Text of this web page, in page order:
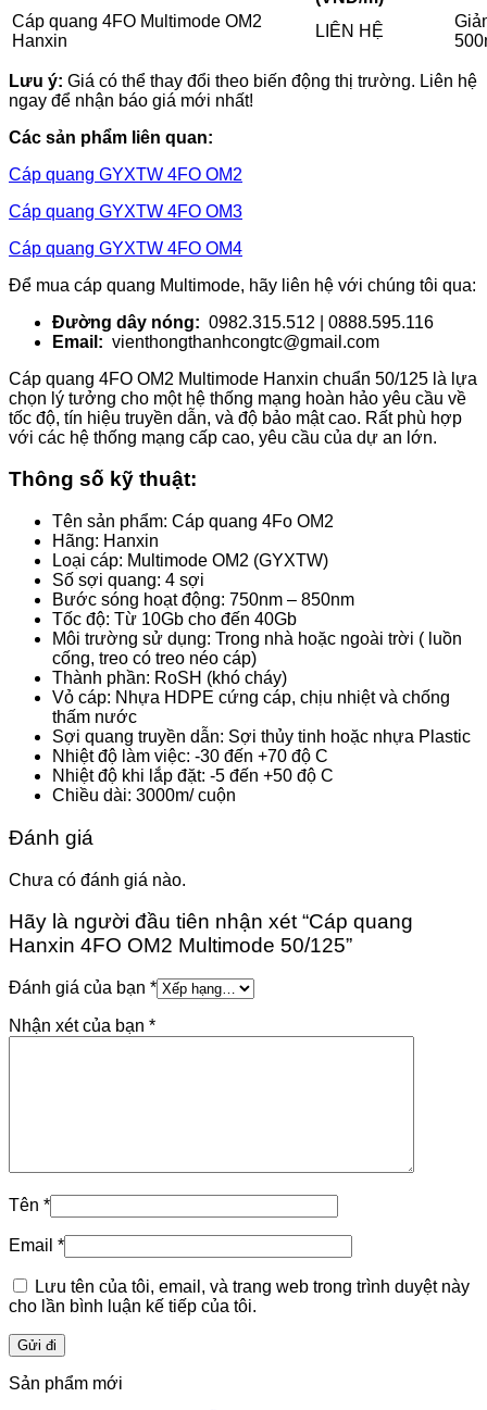
Cáp quang 4FO Multimode OM2
Hanxin
LIÊN HỆ
Lưu ý: Giá có thể thay đổi theo biến động thị trường. Liên hệ
ngay để nhận báo giá mới nhất!
Các sản phẩm liên quan:
Cáp quang GYXTW 4FO OM2
Cáp quang GYXTW 4FO OM3
Cáp quang GYXTW 4FO OM4
Để mua cáp quang Multimode, hãy liên hệ với chúng tôi qua:
Đường dây nóng: 0982.315.512 | 0888.595.116
Email: vienthongthanhcongtc@gmail.com
Cáp quang 4FO OM2 Multimode Hanxin chuẩn 50/125 là lựa
chọn lý tưởng cho một hệ thống mạng hoàn hảo yêu cầu về
tốc độ, tín hiệu truyền dẫn, và độ bảo mật cao. Rất phù hợp
với các hệ thống mạng cấp cao, yêu cầu của dự an lớn.
Thông số kỹ thuật:
Tên sản phẩm: Cáp quang 4Fo OM2
Hãng: Hanxin
Loại cáp: Multimode OM2 (GYXTW)
Số sợi quang: 4 sợi
Bước sóng hoạt động: 750nm – 850nm
Tốc độ: Từ 10Gb cho đến 40Gb
Môi trường sử dụng: Trong nhà hoặc ngoài trời ( luồn
cống, treo có treo néo cáp)
Thành phần: RoSH (khó cháy)
Vỏ cáp: Nhựa HDPE cứng cáp, chịu nhiệt và chống
thấm nước
Sợi quang truyền dẫn: Sợi thủy tinh hoặc nhựa Plastic
Nhiệt độ làm việc: -30 đến +70 độ C
Nhiệt độ khi lắp đặt: -5 đến +50 độ C
Chiều dài: 3000m/ cuộn
Đánh giá
Chưa có đánh giá nào.
Hãy là người đầu tiên nhận xét “Cáp quang
Hanxin 4FO OM2 Multimode 50/125”
Đánh giá của bạn *
Nhận xét của bạn *
Tên *
Email *
Lưu tên của tôi, email, và trang web trong trình duyệt này
cho lần bình luận kế tiếp của tôi.
Sản phẩm mới